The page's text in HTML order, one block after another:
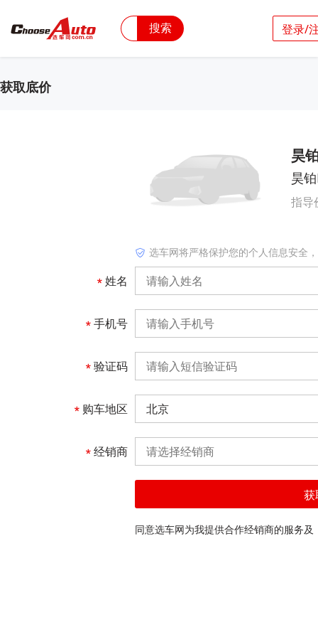
搜索 登录/
获取底价
昊
昊
指导
选车网将严格保护您的个人信息安全
姓名
手机号
验证码
购车地区 北京
经销商 请选择经销商
获
同意选车网为我提供合作经销商的服务及